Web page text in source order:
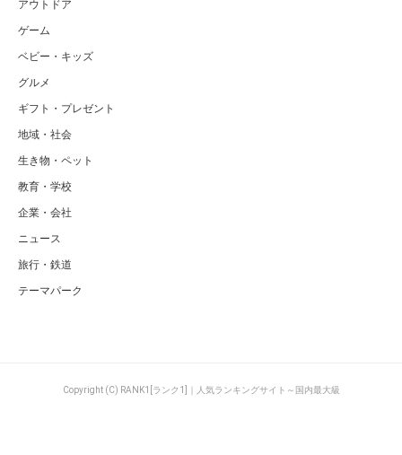
アウトドア
ゲーム
ベビー・キッズ
グルメ
ギフト・プレゼント
地域・社会
生き物・ペット
教育・学校
企業・会社
ニュース
旅行・鉄道
テーマパーク
Copyright (C) RANK1[ランク1]｜人気ランキングサイト～国内最大級